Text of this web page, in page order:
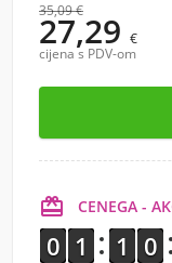
35,09 €
27,29 €
cijena s PDV-om
 CENEGA -
9
9
0
0 1
1
1
1 1
1
1
1 9
9
0
0